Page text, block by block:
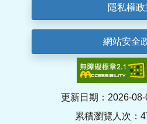
隱私權
網站安全
更新日期：2026-
累積瀏覽人次：